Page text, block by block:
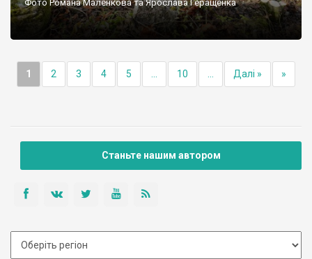
Фото Романа Маленкова та Ярослава Геращенка
1 2 3 4 5 10 Далі » »
Станьте нашим автором